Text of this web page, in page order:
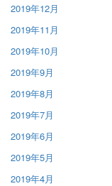
2019年12月
2019年11月
2019年10月
2019年9月
2019年8月
2019年7月
2019年6月
2019年5月
2019年4月